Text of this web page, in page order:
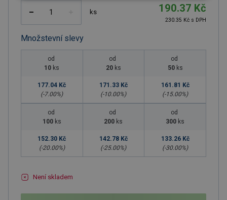
ks 190.37 Kč
230.35 Kč s DPH
Množstevní slevy
od
10 ks
177.04 Kč
(-7.00%)
od
20 ks
171.33 Kč
(-10.00%)
od
50 ks
161.81 Kč
(-15.00%)
od
100 ks
152.30 Kč
(-20.00%)
od
200 ks
142.78 Kč
(-25.00%)
od
300 ks
133.26 Kč
(-30.00%)
Není skladem